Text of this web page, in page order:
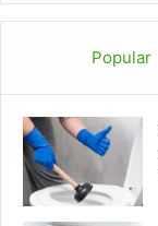
Popular